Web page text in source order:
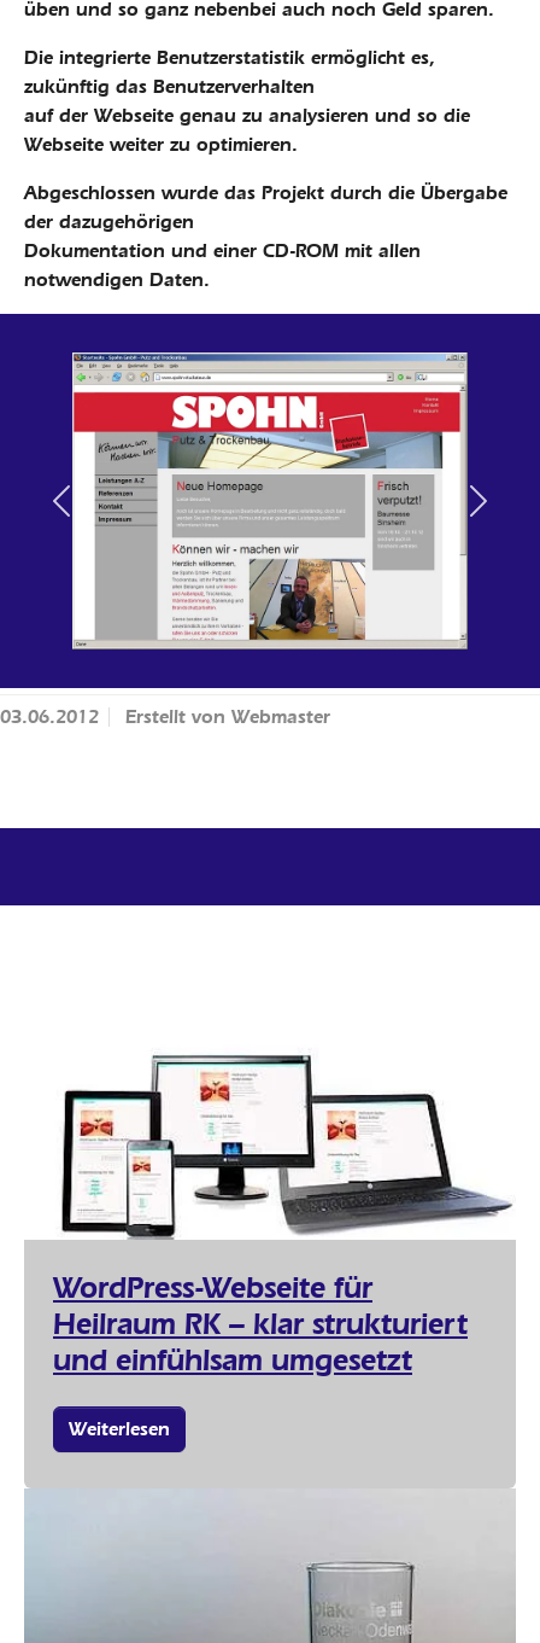
üben und so ganz nebenbei auch noch Geld sparen.
Die integrierte Benutzerstatistik ermöglicht es,
zukünftig das Benutzerverhalten
auf der Webseite genau zu analysieren und so die
Webseite weiter zu optimieren.
Abgeschlossen wurde das Projekt durch die Übergabe
der dazugehörigen
Dokumentation und einer CD-ROM mit allen
notwendigen Daten.
Previous Next
03.06.2012 Erstellt von Webmaster
WordPress-Webseite für
Heilraum RK – klar strukturiert
und einfühlsam umgesetzt
Weiterlesen